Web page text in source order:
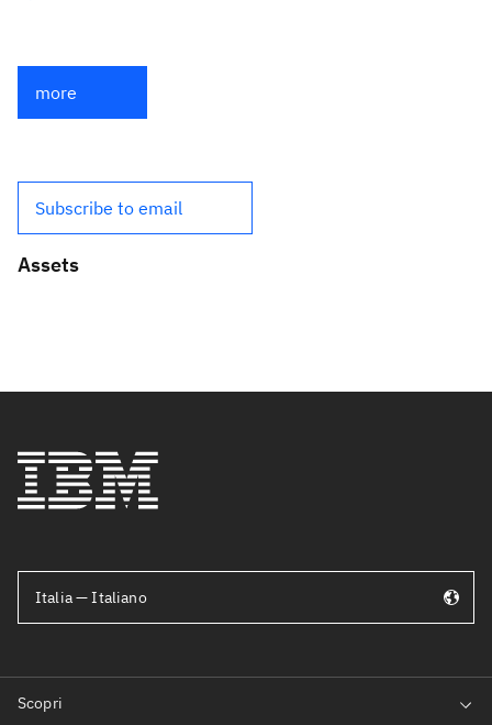
more
Subscribe to email
Assets
Italia — Italiano